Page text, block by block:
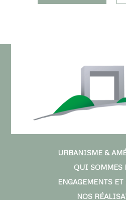
URBANISME &
QUI SOMMES
ENGAGEMENTS
NOS